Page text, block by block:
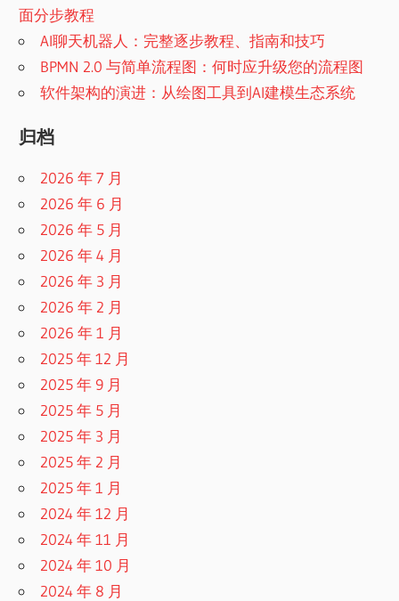
面分步教程
AI聊天机器人：完整逐步教程、指南和技巧
BPMN 2.0 与简单流程图：何时应升级您的流程图
软件架构的演进：从绘图工具到AI建模生态系统
归档
2026 年 7 月
2026 年 6 月
2026 年 5 月
2026 年 4 月
2026 年 3 月
2026 年 2 月
2026 年 1 月
2025 年 12 月
2025 年 9 月
2025 年 5 月
2025 年 3 月
2025 年 2 月
2025 年 1 月
2024 年 12 月
2024 年 11 月
2024 年 10 月
2024 年 8 月